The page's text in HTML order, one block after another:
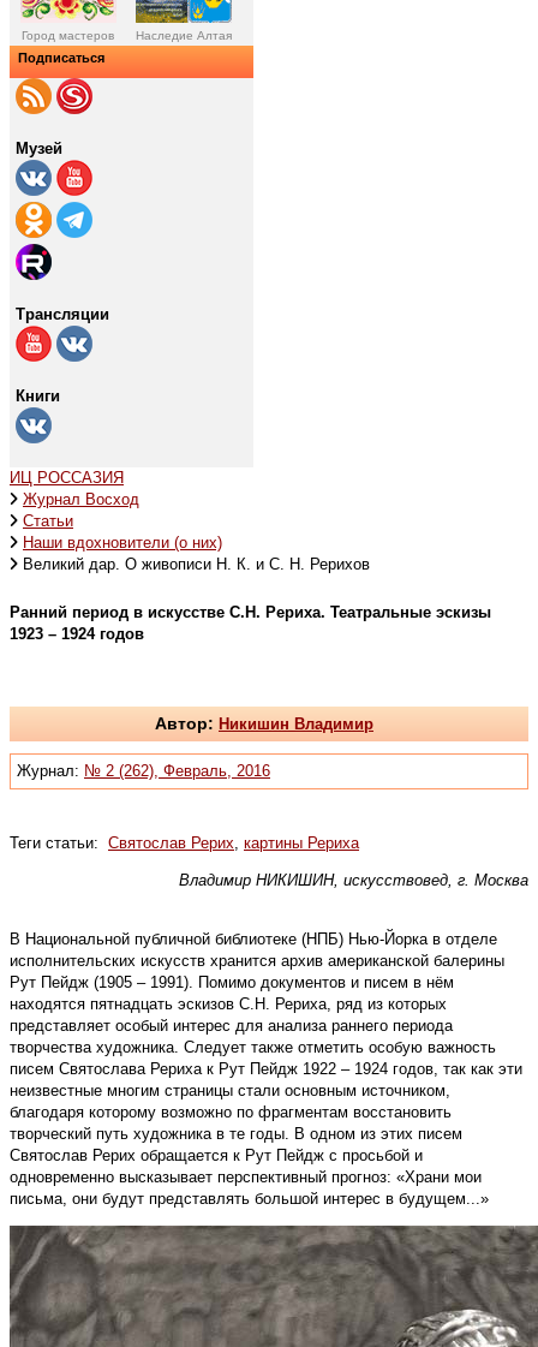
Город мастеров Наследие Алтая
Подписаться
Музей
Трансляции
Книги
ИЦ РОССАЗИЯ
Журнал Восход
Статьи
Наши вдохновители (о них)
Великий дар. О живописи Н. К. и С. Н. Рерихов
Ранний период в искусстве С.Н. Рериха. Театральные эскизы
1923 – 1924 годов
Автор: Никишин Владимир
Журнал: № 2 (262), Февраль, 2016
Теги статьи: Святослав Рерих картины Рериха
Владимир НИКИШИН, искусствовед, г. Москва
В Национальной публичной библиотеке (НПБ) Нью-Йорка в отделе
исполнительских искусств хранится архив американской балерины
Рут Пейдж (1905 – 1991). Помимо документов и писем в нём
находятся пятнадцать эскизов С.Н. Рериха, ряд из которых
представляет особый интерес для анализа раннего периода
творчества художника. Следует также отметить особую важность
писем Святослава Рериха к Рут Пейдж 1922 – 1924 годов, так как эти
неизвестные многим страницы стали основным источником,
благодаря которому возможно по фрагментам восстановить
творческий путь художника в те годы. В одном из этих писем
Святослав Рерих обращается к Рут Пейдж с просьбой и
одновременно высказывает перспективный прогноз: «Храни мои
письма, они будут представлять большой интерес в будущем...»